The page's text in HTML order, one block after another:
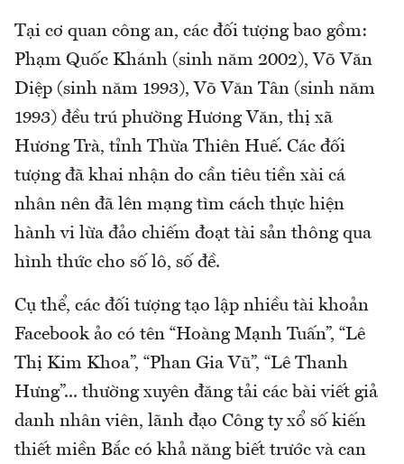
Tại cơ quan công an, các đối tượng bao gồm:
Phạm Quốc Khánh (sinh năm 2002), Võ Văn
Diệp (sinh năm 1993), Võ Văn Tân (sinh năm
1993) đều trú phường Hương Văn, thị xã
Hương Trà, tỉnh Thừa Thiên Huế. Các đối
tượng đã khai nhận do cần tiêu tiền xài cá
nhân nên đã lên mạng tìm cách thực hiện
hành vi lừa đảo chiếm đoạt tài sản thông qua
hình thức cho số lô, số đề.
Cụ thể, các đối tượng tạo lập nhiều tài khoản
Facebook ảo có tên “Hoàng Mạnh Tuấn”, “Lê
Thị Kim Khoa”, “Phan Gia Vũ”, “Lê Thanh
Hưng”... thường xuyên đăng tải các bài viết giả
danh nhân viên, lãnh đạo Công ty xổ số kiến
thiết miền Bắc có khả năng biết trước và can